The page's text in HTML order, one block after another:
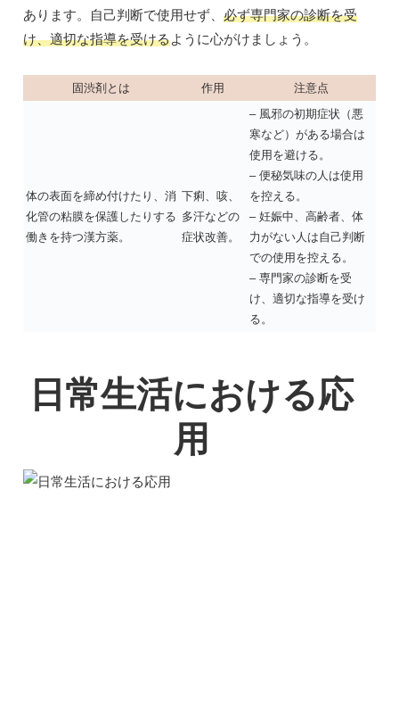
あります。自己判断で使用せず、 必ず専門家の診断を受
け、適切な指導を受けるように心がけましょう。
固渋剤とは 作用 注意点
体の表面を締め付けたり、消
化管の粘膜を保護したりする
働きを持つ漢方薬。
下痢、咳、
多汗などの
症状改善。
– 風邪の初期症状（悪
寒など）がある場合は
使用を避ける。
– 便秘気味の人は使用
を控える。
– 妊娠中、高齢者、体
力がない人は自己判断
での使用を控える。
– 専門家の診断を受
け、適切な指導を受け
る。
日常生活における応
用